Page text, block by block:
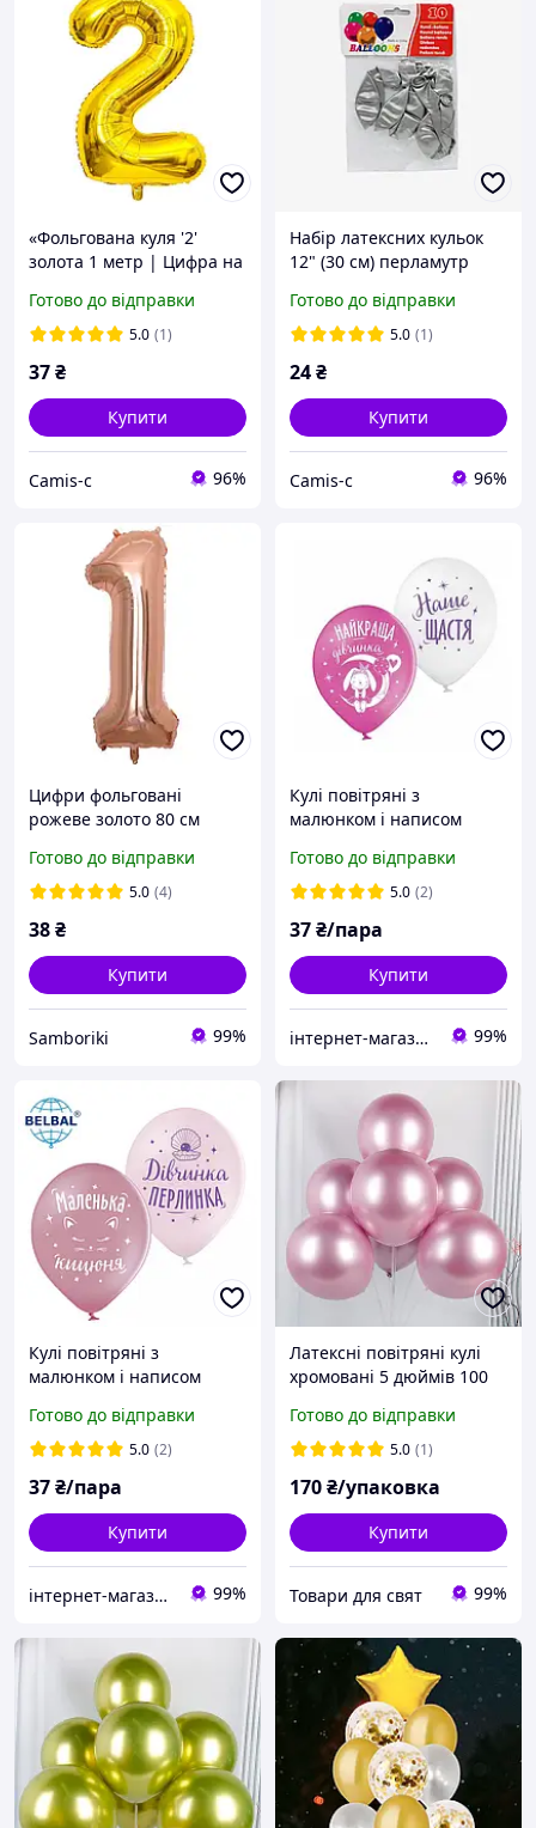
«Фольгована куля '2'
золота 1 метр | Цифра на
Прикраса свята | Куля-
двійка з фольги
Готово до відправки
5.0 (1)
37₴
Купити
Camis-c 96%
Набір латексних кульок
12" (30 см) перламутр
Готово до відправки
5.0 (1)
24₴
Купити
Camis-c 96%
Цифри фольговані
рожеве золото 80 см
Готово до відправки
5.0 (4)
38₴
Купити
Samboriki 99%
Кулі повітряні з
малюнком і написом
латексні 30 см 12" набір 2
шт BelBal
Готово до відправки
5.0 (2)
37₴/пара
Купити
інтернет-магазин Теремок 99%
Кулі повітряні з
малюнком і написом
дівчинки латексні 30 см
12" набір 2 шт BelBal
Готово до відправки
5.0 (2)
37₴/пара
Купити
інтернет-магазин Теремок 99%
Латексні повітряні кулі
хромовані 5 дюймів 100
Готово до відправки
5.0 (1)
170₴/упаковка
Купити
Товари для свят 99%